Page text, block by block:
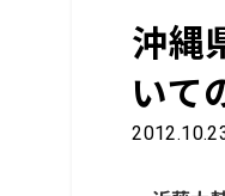
沖縄
いて